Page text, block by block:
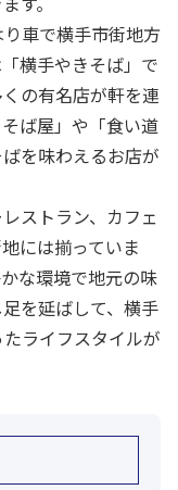
車で横手市街地方
横手やきそば」で
の有名店が軒を連
ば屋」や「食い道
を味わえるお店が
ストラン、カフェ
には揃っていま
な環境で地元の味
を延ばして、横手
ライフスタイルが